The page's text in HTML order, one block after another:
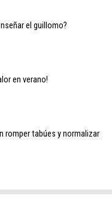
el guillomo?
en verano!
romper tabúes y normalizar